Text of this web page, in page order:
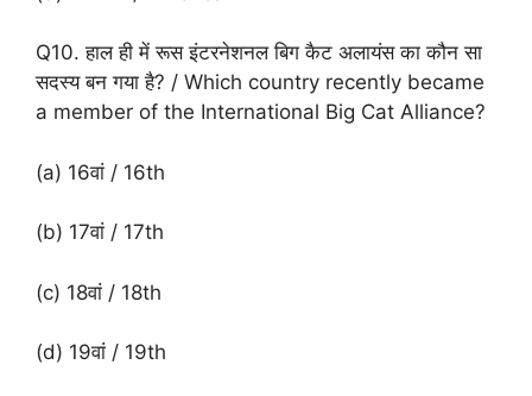
Q10. हाल ही में रूस इंटरनेशनल बिग कैट अलायंस का कौन सा
सदस्य बन गया है? / Which country recently became
a member of the International Big Cat Alliance?
(a) 16वां / 16th
(b) 17वां / 17th
(c) 18वां / 18th
(d) 19वां / 19th